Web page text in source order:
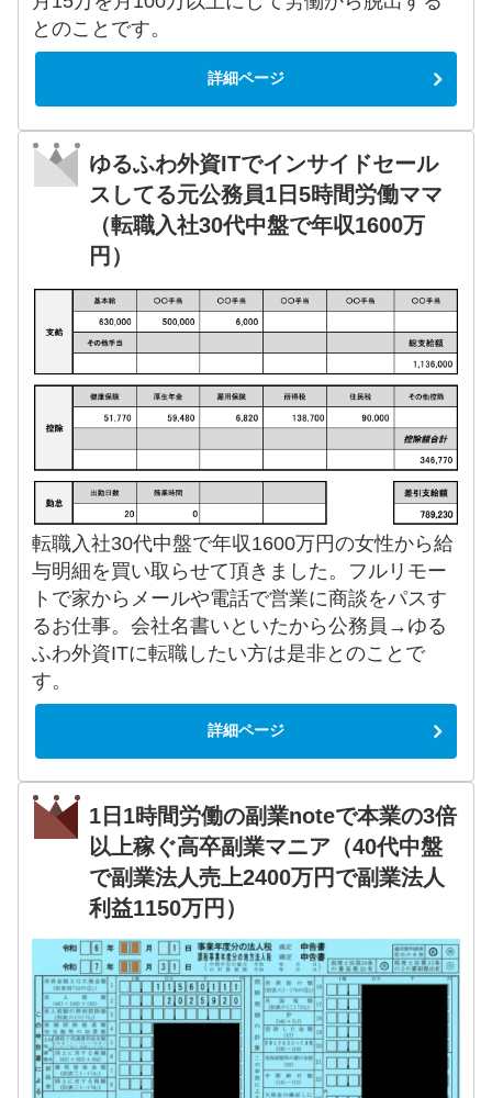
とのことです。
詳細ページ
ゆるふわ外資ITでインサイドセール
スしてる元公務員1日5時間労働ママ
（転職入社30代中盤で年収1600万
円）
転職入社30代中盤で年収1600万円の女性から給
与明細を買い取らせて頂きました。フルリモー
トで家からメールや電話で営業に商談をパスす
るお仕事。会社名書いといたから公務員→ゆる
ふわ外資ITに転職したい方は是非とのことで
す。
詳細ページ
1日1時間労働の副業noteで本業の3倍
以上稼ぐ高卒副業マニア（40代中盤
で副業法人売上2400万円で副業法人
利益1150万円）